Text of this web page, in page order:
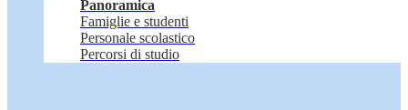
Panoramica
Famiglie e studenti
Personale scolastico
Percorsi di studio